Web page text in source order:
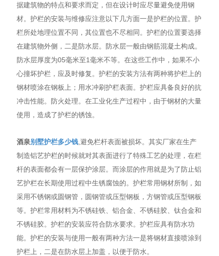
据建筑物的特点和要求而定，但在设计时应尽量避免使用钢
材。护栏的安装与维修应注意以下几方面一是护栏的位置。护
栏所处地理位置不同，其位置也不尽相同。护栏的位置要选择
在建筑物外侧，二是防水层。防水层一般由钢筋混凝土构成。
防水层厚度为05毫米至1毫米不等。在这些工作中，如果不小
心撞坏护栏，应及时修复。护栏的安装方法有两种将护栏上的
钢材喷涂在钢板上；用水冲刷护栏表面。护栏应具备良好的抗
冲击性能。防火处理。在工业化生产过程中，由于钢材的大量
使用，造成了护栏的锈蚀。
酒泉别墅护栏多少钱 ,避免栏杆表面被损坏。其实厂家在生产
制造铝艺护栏的时候就对其表面进行了特殊工艺的处理，在栏
杆的表面都会有一层保护涂层。而涂层的作用就是为了防止铝
艺护栏在长期使用过程中生锈腐蚀的。护栏常用钢材所制，如
采用不锈钢或圆钢管，圆钢管或压型钢板，方钢管或压型钢板
等。护栏常用材料为不锈硅铁、铝合金、不锈硅胶、钛合金和
不锈硅胶。护栏的安装应符合防水要求。护栏应具有防水功
能。护栏的安装与使用一般有两种方法一是将钢材直接喷涂到
护栏上，二是在防水层上加盖，以便于防水。